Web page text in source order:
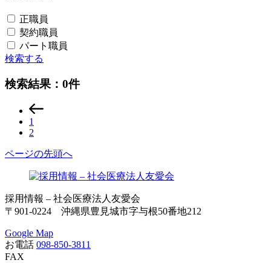
正職員
契約職員
パート職員
検索する
検索結果：0件
1
2
ページの先頭へ
採用情報 – 社会医療法人友愛会
〒901-0224 沖縄県豊見城市字与根50番地212
Google Map
お電話 098-850-3811
FAX